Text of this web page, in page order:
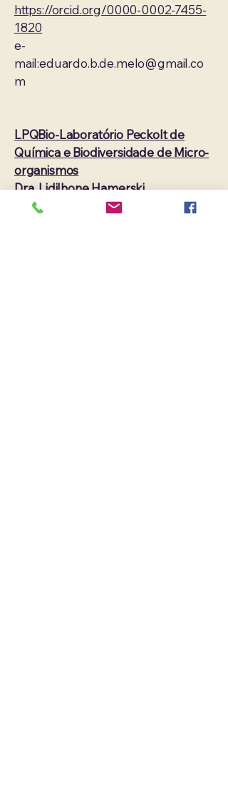
​https://orcid.org/0000-0002-7455-
1820
e-
mail:eduardo.b.de.melo@gmail.co
m
LPQBio-Laboratório Peckolt de
Química e Biodiversidade de Micro-
organismos
Dra. Lidilhone Hamerski
Universidad Federal de Río de